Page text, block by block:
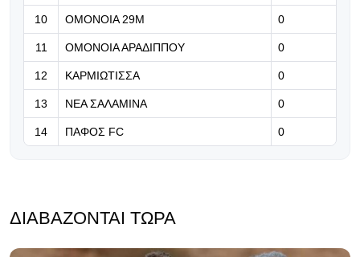
Έχασε από την Άντερλεχτ ο ΠΑΟΚ,
όλα για όλα στο Βέλγιο!
10 ΟΜΟΝΟΙΑ 29Μ 0
11 ΟΜΟΝΟΙΑ ΑΡΑΔΙΠΠΟΥ 0
12 ΚΑΡΜΙΩΤΙΣΣΑ 0
13 ΝΕΑ ΣΑΛΑΜΙΝΑ 0
14 ΠΑΦΟΣ FC 0
ΔΙΑΒΆΖΟΝΤΑΙ ΤΏΡΑ